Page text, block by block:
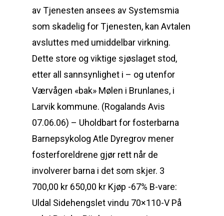
av Tjenesten ansees av Systemsmia
som skadelig for Tjenesten, kan Avtalen
avsluttes med umiddelbar virkning.
Dette store og viktige sjøslaget stod,
etter all sannsynlighet i – og utenfor
Værvågen «bak» Mølen i Brunlanes, i
Larvik kommune. (Rogalands Avis
07.06.06) – Uholdbart for fosterbarna
Barnepsykolog Atle Dyregrov mener
fosterforeldrene gjør rett når de
involverer barna i det som skjer. 3
700,00 kr 650,00 kr Kjøp -67% B-vare:
Uldal Sidehengslet vindu 70×110-V På